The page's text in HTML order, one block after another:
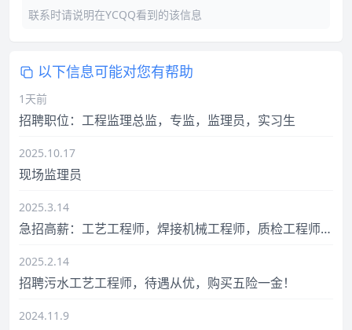
联系时请说明在YCQQ看到的该信息
以下信息可能对您有帮助
1天前
招聘职位：工程监理总监，专监，监理员，实习生
2025.10.17
现场监理员
2025.3.14
急招高薪：工艺工程师，焊接机械工程师，质检工程师，
2025.2.14
招聘污水工艺工程师，待遇从优，购买五险一金！
2024.11.9